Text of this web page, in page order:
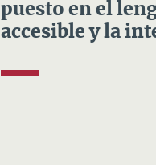
puesto en el
accesible y la